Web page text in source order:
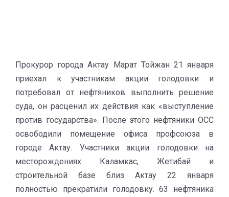
Прокурор города Актау Марат Тойжан 21 января
приехал к участникам акции голодовки и
потребовал от нефтяников выполнить решение
суда, он расценил их действия как «выступление
против государства». После этого нефтяники ОСС
освободили помещение офиса профсоюза в
городе Актау. Участники акции голодовки на
месторождениях Каламкас, Жетибай и
строительной базе близ Актау 22 января
полностью прекратили голодовку. 63 нефтяника